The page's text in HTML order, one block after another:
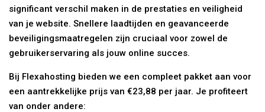
significant verschil maken in de prestaties en veiligheid
van je website. Snellere laadtijden en geavanceerde
beveiligingsmaatregelen zijn cruciaal voor zowel de
gebruikerservaring als jouw online succes.
Bij Flexahosting bieden we een compleet pakket aan voor
een aantrekkelijke prijs van €23,88 per jaar. Je profiteert
van onder andere: